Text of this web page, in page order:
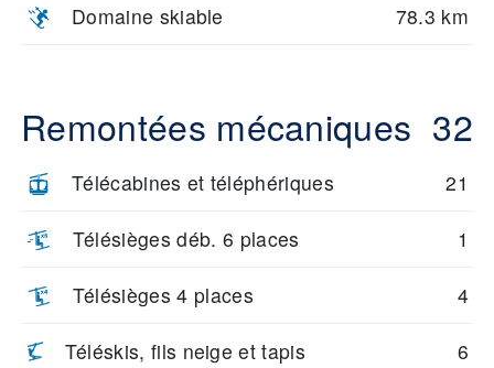
Domaine skiable 78.3 km
Remontées mécaniques 32
Télécabines et téléphériques 21
Télésièges déb. 6 places 1
Télésièges 4 places 4
Téléskis, fils neige et tapis 6